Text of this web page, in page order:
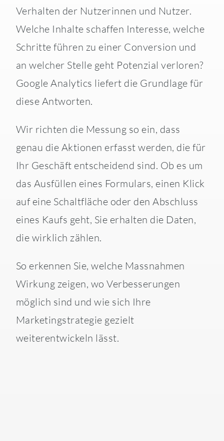
Verhalten der Nutzerinnen und Nutzer.
Welche Inhalte schaffen Interesse, welche
Schritte führen zu einer Conversion und
an welcher Stelle geht Potenzial verloren?
Google Analytics liefert die Grundlage für
diese Antworten.
Wir richten die Messung so ein, dass
genau die Aktionen erfasst werden, die für
Ihr Geschäft entscheidend sind. Ob es um
das Ausfüllen eines Formulars, einen Klick
auf eine Schaltfläche oder den Abschluss
eines Kaufs geht, Sie erhalten die Daten,
die wirklich zählen.
So erkennen Sie, welche Massnahmen
Wirkung zeigen, wo Verbesserungen
möglich sind und wie sich Ihre
Marketingstrategie gezielt
weiterentwickeln lässt.